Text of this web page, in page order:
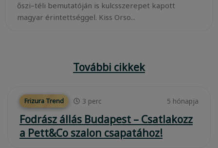
őszi–téli bemutatóján is kulcsszerepet kapott
magyar érintettséggel. Kiss Orso...
További cikkek
Frizura Trend 3 perc 5 hónapja
Fodrász állás Budapest – Csatlakozz
a Pett&Co szalon csapatához!